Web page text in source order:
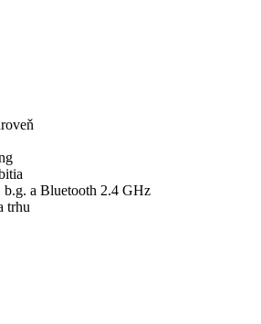
a Bluetooth 2.4 GHz
trhu